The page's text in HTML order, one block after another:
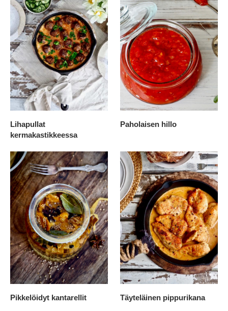
Lihapullat
kermakastikkeessa
Paholaisen hillo
Pikkelöidyt kantarellit Täyteläinen pippurikana